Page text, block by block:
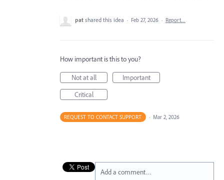
pat shared this idea · Feb 27, 2026 · Report…
How important is this to you?
Not at all
Important
Critical
REQUEST TO CONTACT SUPPORT · Mar 2, 2026
Add a comment…